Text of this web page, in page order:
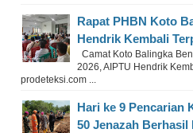
Rapat PHBN Koto
Hendrik Kembali
Camat Koto Balingka
2026, AIPTU Hendrik
prodeteksi.com ...
Hari ke 9 Pencarian
50 Jenazah